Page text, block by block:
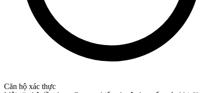
Căn hộ xác thực